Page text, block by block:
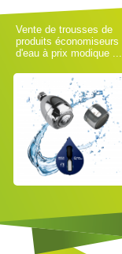
Vente de trousses de
produits économiseurs
d'eau à prix modique ...